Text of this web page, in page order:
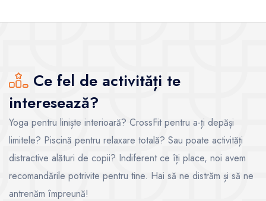
Ce fel de activități te
interesează?
Yoga pentru liniște interioară? CrossFit pentru a-ți depăși
limitele? Piscină pentru relaxare totală? Sau poate activități
distractive alături de copii? Indiferent ce îți place, noi avem
recomandările potrivite pentru tine. Hai să ne distrăm și să ne
antrenăm împreună!